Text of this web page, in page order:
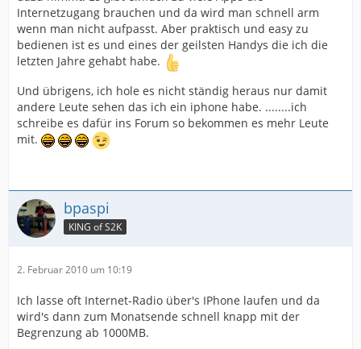
Internetzugang brauchen und da wird man schnell arm
wenn man nicht aufpasst. Aber praktisch und easy zu
bedienen ist es und eines der geilsten Handys die ich die
letzten Jahre gehabt habe.
Und übrigens, ich hole es nicht ständig heraus nur damit
andere Leute sehen das ich ein iphone habe. ........ich
schreibe es dafür ins Forum so bekommen es mehr Leute
mit.
bpaspi
KING of S2K
2. Februar 2010 um 10:19
Ich lasse oft Internet-Radio über's IPhone laufen und da
wird's dann zum Monatsende schnell knapp mit der
Begrenzung ab 1000MB.